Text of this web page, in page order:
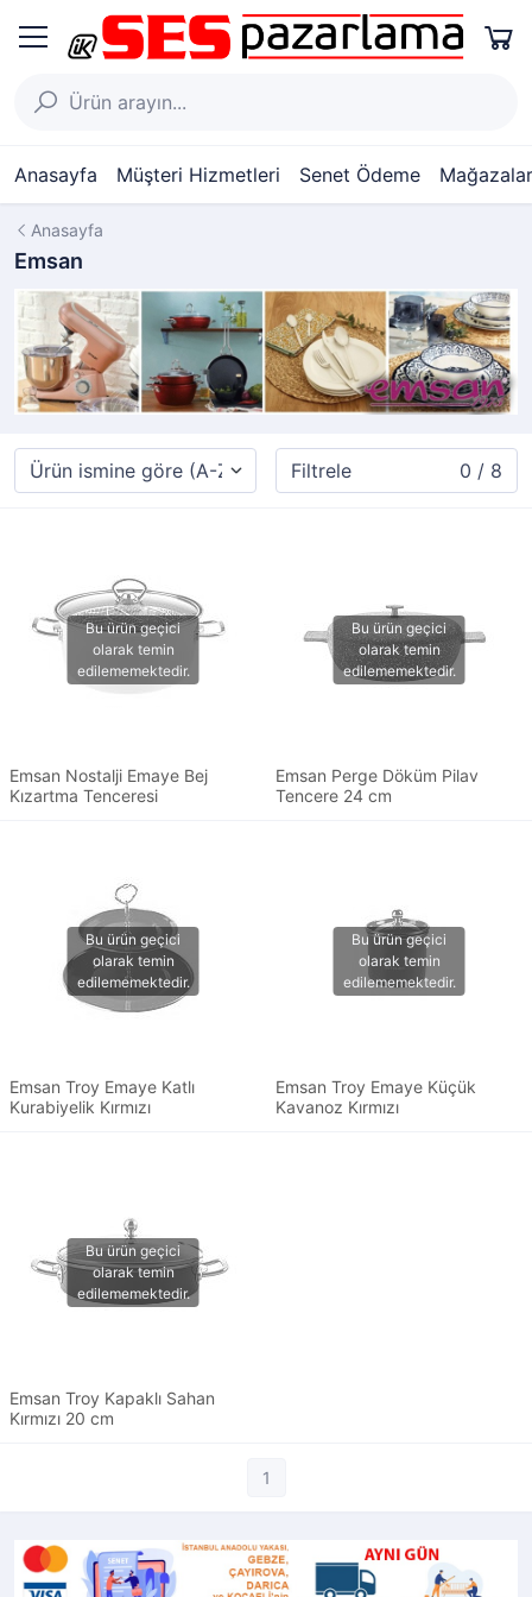
Anasayfa Müşteri Hizmetleri Senet Ödeme
Anasayfa
Emsan
Filtrele 0 / 8
Emsan Nostalji Emaye Bej
Kızartma Tenceresi
Emsan Perge Döküm Pilav
Tencere 24 cm
Emsan Troy Emaye Katlı
Kurabiyelik Kırmızı
Emsan Troy Emaye Küçük
Kavanoz Kırmızı
Emsan Troy Kapaklı Sahan
Kırmızı 20 cm
1